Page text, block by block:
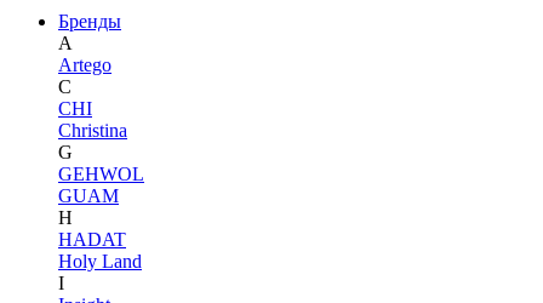
Бренды
A
Artego
C
CHI
Christina
G
GEHWOL
GUAM
H
HADAT
Holy Land
I